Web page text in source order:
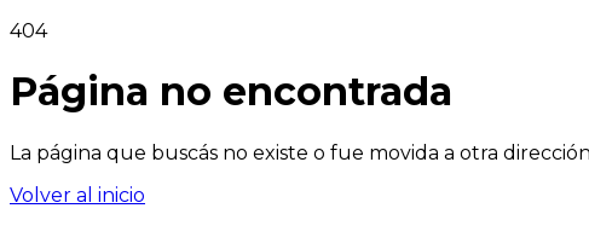
404
Página no encontrada
La página que buscás no existe o fue movida a otra
Volver al inicio